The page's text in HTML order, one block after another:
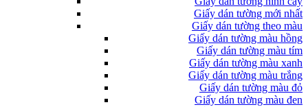
Giấy dán tường mới nhất
Giấy dán tường theo màu
Giấy dán tường màu hồng
Giấy dán tường màu tím
Giấy dán tường màu xanh
Giấy dán tường màu trắng
Giấy dán tường màu đỏ
Giấy dán tường màu đen